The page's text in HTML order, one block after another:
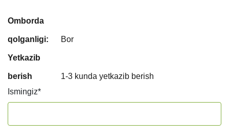
Omborda
qolganligi: Bor
Yetkazib
berish
1-3 kunda yetkazib berish
Ismingiz*